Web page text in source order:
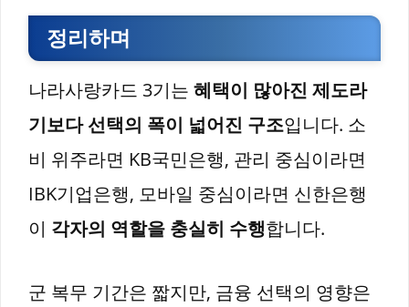
정리하며
나라사랑카드 3기는 혜택이 많아진 제도라
기보다 선택의 폭이 넓어진 구조입니다. 소
비 위주라면 KB국민은행, 관리 중심이라면
IBK기업은행, 모바일 중심이라면 신한은행
이 각자의 역할을 충실히 수행합니다.
군 복무 기간은 짧지만, 금융 선택의 영향은